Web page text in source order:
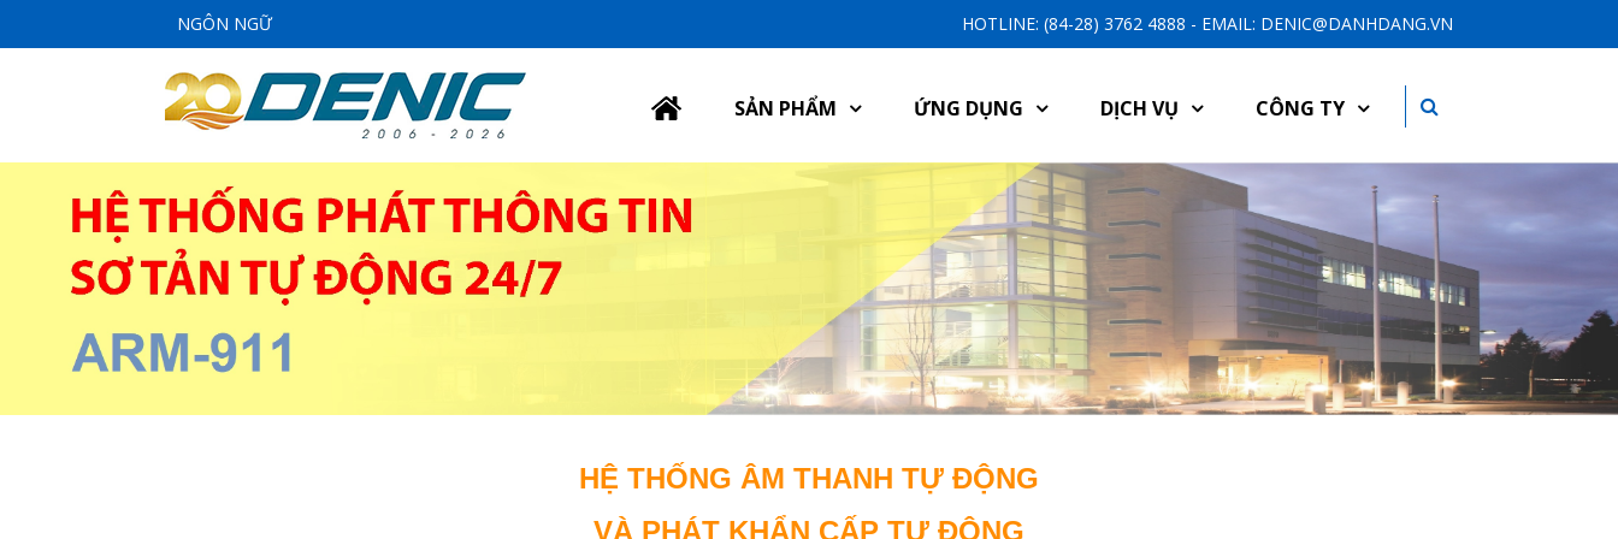
NGÔN NGỮ HOTLINE: (84-28) 3762 4888 - EMAIL: DENIC@DANHDANG.VN
SẢN PHẨM ỨNG DỤNG DỊCH VỤ CÔNG TY
HỆ THỐNG ÂM THANH TỰ ĐỘNG
VÀ PHÁT KHẨN CẤP TỰ ĐỘNG